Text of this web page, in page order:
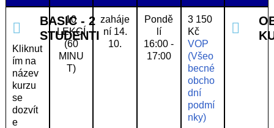
BASIC - 2
STUDENTI
Kliknut
ím na
název
kurzu
se
dozvít
e
10
LEKCÍ
(60
MINU
T)
zaháje
ní 14.
10.
Pondě
lí
16:00 -
17:00
3 150
Kč
VOP
(Všeo
becné
obcho
dní
podmí
nky)